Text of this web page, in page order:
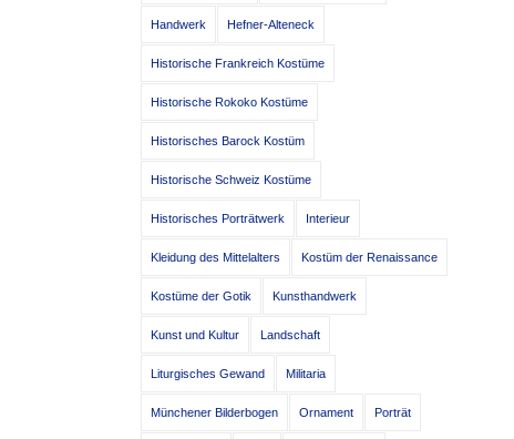
Handwerk Hefner-Alteneck
Historische Frankreich Kostüme
Historische Rokoko Kostüme
Historisches Barock Kostüm
Historische Schweiz Kostüme
Historisches Porträtwerk Interieur
Kleidung des Mittelalters Kostüm der Renaissance
Kostüme der Gotik Kunsthandwerk
Kunst und Kultur Landschaft
Liturgisches Gewand Militaria
Münchener Bilderbogen Ornament Porträt